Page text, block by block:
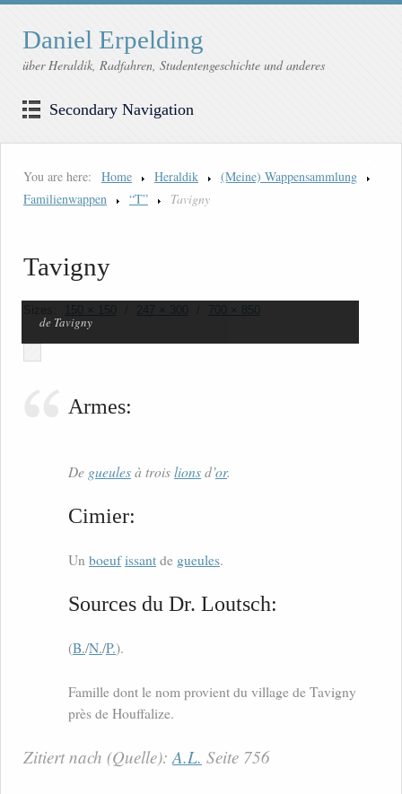
Daniel Erpelding
über Heraldik, Radfahren, Studentengeschichte und anderes
Secondary Navigation
You are here: Home Heraldik
(Meine) Wappensammlung
Familienwappen
“T” Tavigny
Tavigny
150 × 150 247 × 300 700 × 850
de Tavigny
Armes:
De gueulesà troislionsd’or.
Cimier:
Un boeuf issant de gueules.
Sources du Dr. Loutsch:
(B./N./P.).
Famille dont le nom provient du village de Tavigny
près de Houffalize.
Zitiert nach (Quelle):A.L. Seite 756